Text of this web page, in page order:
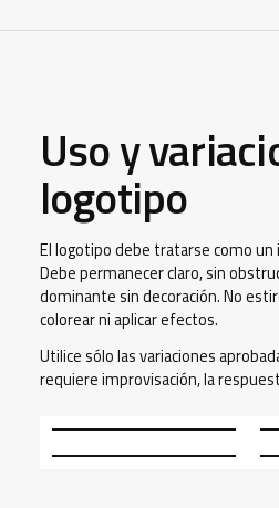
Uso y
logotipo
El logotipo debe tratarse como
Debe permanecer claro, sin
dominante sin decoración. No
colorear ni aplicar efectos.
Utilice sólo las variaciones
requiere improvisación, la